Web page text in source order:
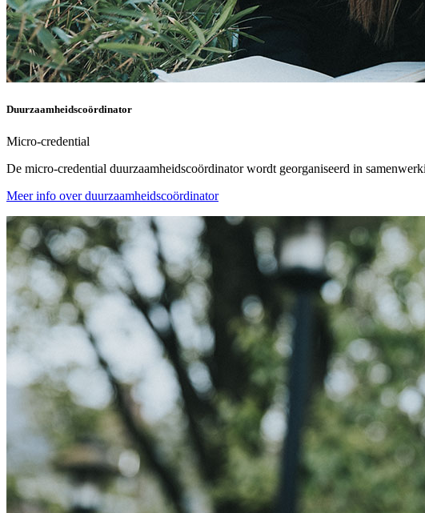
Duurzaamheidscoördinator
Micro-credential
De micro-credential duurzaamheidscoördinator wordt georganiseerd in
Meer info over duurzaamheidscoördinator